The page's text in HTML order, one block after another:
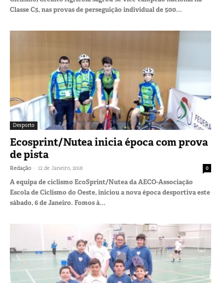
Classe C5, nas provas de perseguição individual de 500...
Desporto
Ecosprint/Nutea inicia época com prova
de pista
Redação - 12 de Janeiro, 2018 0
A equipa de ciclismo EcoSprint/Nutea da AECO-Associação
Escola de Ciclismo do Oeste, iniciou a nova época desportiva este
sábado, 6 de Janeiro. Fomos à...